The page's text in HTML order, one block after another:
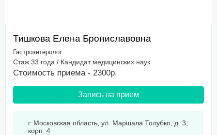
Тишкова Елена Брониславовна
Гастроэнтеролог
Стаж 33 года / Кандидат медицинских наук
Стоимость приема - 2300р.
Запись на прием
г. Московская область, ул. Маршала Толубко, д. 3,
корп. 4